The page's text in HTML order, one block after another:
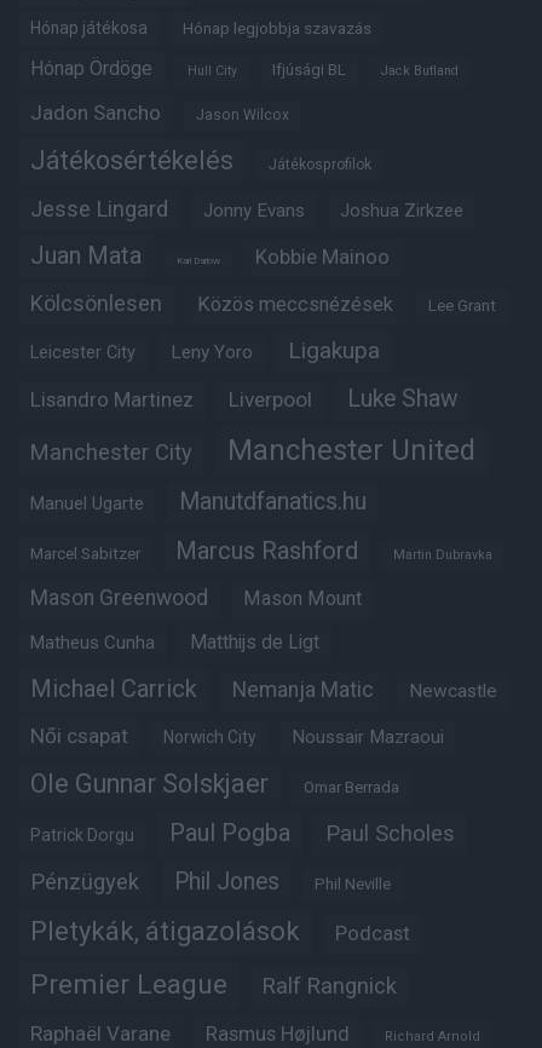
Hónap játékosa Hónap legjobbja szavazás
Hónap Ördöge Hull City Ifjúsági BL Jack Butland
Jadon Sancho Jason Wilcox
Játékosértékelés Játékosprofilok
Jesse Lingard Jonny Evans Joshua Zirkzee
Juan Mata Karl Darlow Kobbie Mainoo
Kölcsönlesen Közös meccsnézések Lee Grant
Leicester City Leny Yoro Ligakupa
Lisandro Martinez Liverpool Luke Shaw
Manchester City Manchester United
Manuel Ugarte Manutdfanatics.hu
Marcel Sabitzer Marcus Rashford Martin Dubravka
Mason Greenwood Mason Mount
Matheus Cunha Matthijs de Ligt
Michael Carrick Nemanja Matic Newcastle
Női csapat Norwich City Noussair Mazraoui
Ole Gunnar Solskjaer Omar Berrada
Patrick Dorgu Paul Pogba Paul Scholes
Pénzügyek Phil Jones Phil Neville
Pletykák, átigazolások Podcast
Premier League Ralf Rangnick
Raphaël Varane Rasmus Højlund Richard Arnold